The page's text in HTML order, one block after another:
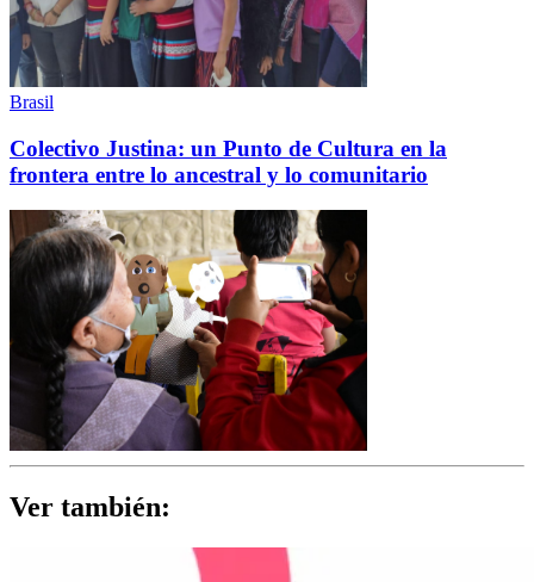
Brasil
Colectivo Justina: un Punto de Cultura en la
frontera entre lo ancestral y lo comunitario
Ver también: